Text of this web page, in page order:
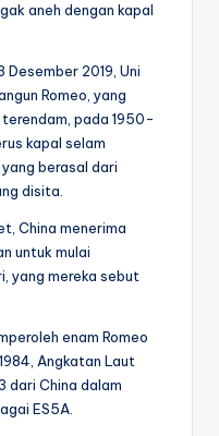
aneh dengan kapal
Desember 2019, Uni
Romeo, yang
pada 1950-
kapal selam
berasal dari
disita.
China menerima
untuk mulai
yang mereka sebut
enam Romeo
Angkatan Laut
dari China dalam
ES5A.